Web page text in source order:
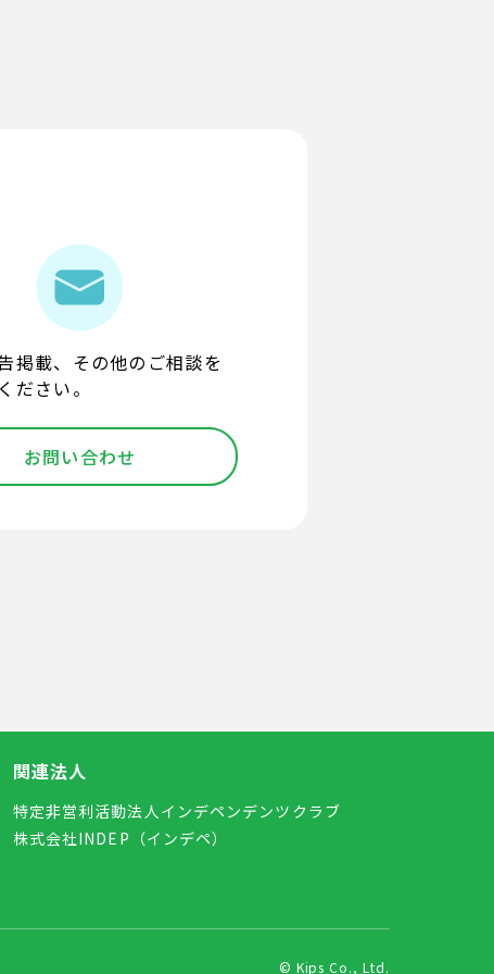
掲載、その他のご相談を
ださい。
お問い合わせ
関連法人
特定非営利活動法人インデペンデンツクラブ
株式会社INDEP（インデペ）
© Kips Co., Ltd.